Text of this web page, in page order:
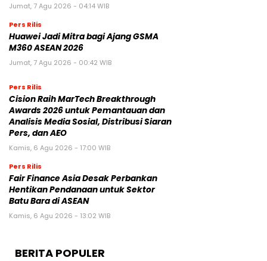
Jumat, 7 Agu 2026 - 04:14 WIB
Pers Rilis
Huawei Jadi Mitra bagi Ajang GSMA
M360 ASEAN 2026
Jumat, 7 Agu 2026 - 00:42 WIB
Pers Rilis
Cision Raih MarTech Breakthrough
Awards 2026 untuk Pemantauan dan
Analisis Media Sosial, Distribusi Siaran
Pers, dan AEO
Kamis, 6 Agu 2026 - 17:00 WIB
Pers Rilis
Fair Finance Asia Desak Perbankan
Hentikan Pendanaan untuk Sektor
Batu Bara di ASEAN
Kamis, 6 Agu 2026 - 13:02 WIB
BERITA POPULER